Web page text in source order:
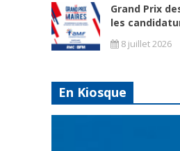
Grand Prix
les
8 juillet 2026
En Kiosque